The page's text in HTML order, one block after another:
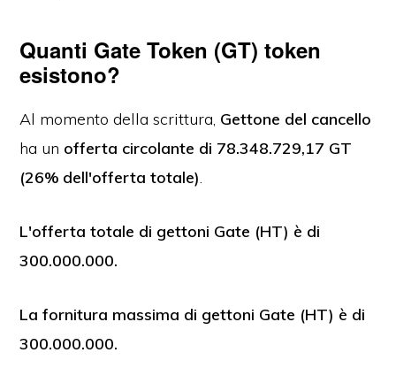
Quanti Gate Token (GT) token
esistono?
Al momento della scrittura, Gettone del cancello
ha un offerta circolante di 78.348.729,17 GT
(26% dell'offerta totale).
L'offerta totale di gettoni Gate (HT) è di
300.000.000.
La fornitura massima di gettoni Gate (HT) è di
300.000.000.